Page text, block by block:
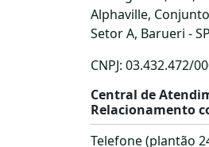
Alphaville,
Setor A, Barueri -
CNPJ: 03.432.472/
Central de
Relacionamento
Telefone (plantão